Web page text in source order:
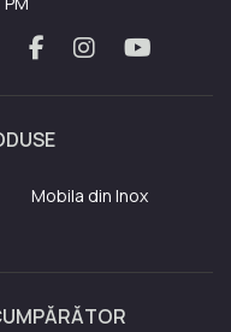
Mobila din Inox